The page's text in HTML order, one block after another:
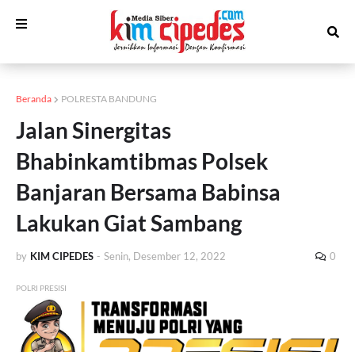
Beranda POLRESTA BANDUNG
Jalan Sinergitas
Bhabinkamtibmas Polsek
Banjaran Bersama Babinsa
Lakukan Giat Sambang
by KIM CIPEDES - Senin, Desember 12, 2022 0
POLRI PRESISI